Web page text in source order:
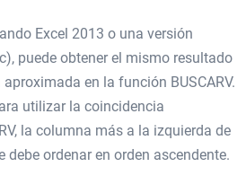
Excel 2013 o una versión
puede obtener el mismo resultado
en la función BUSCARV.
utilizar la coincidencia
la columna más a la izquierda de
debe ordenar en orden ascendente.